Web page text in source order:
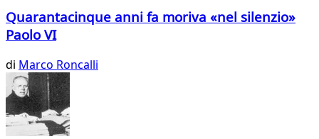
Quarantacinque anni fa moriva «nel silenzio»
Paolo VI
di Marco Roncalli